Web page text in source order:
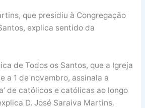
que presidiu à Congregação
explica sentido da
de Todos os Santos, que a Igreja
a 1 de novembro, assinala a
de católicos e católicas ao longo
D. José Saraiva Martins.